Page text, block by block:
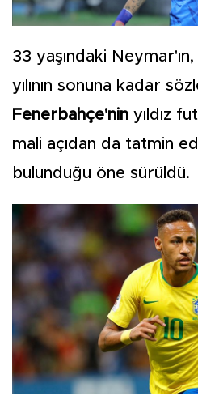
33 yaşındaki
yılının sonuna kadar
Fenerbahçe'nin yıldız
mali açıdan da tatmin
bulunduğu öne sürüldü.